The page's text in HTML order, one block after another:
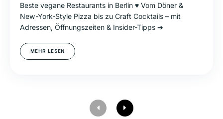
Beste vegane Restaurants in Berlin ♥ Vom Döner &
New-York-Style Pizza bis zu Craft Cocktails – mit
Adressen, Öffnungszeiten & Insider-Tipps ➔
MEHR LESEN